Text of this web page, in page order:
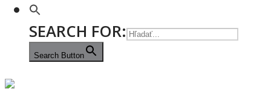
SEARCH FOR:
Search Button